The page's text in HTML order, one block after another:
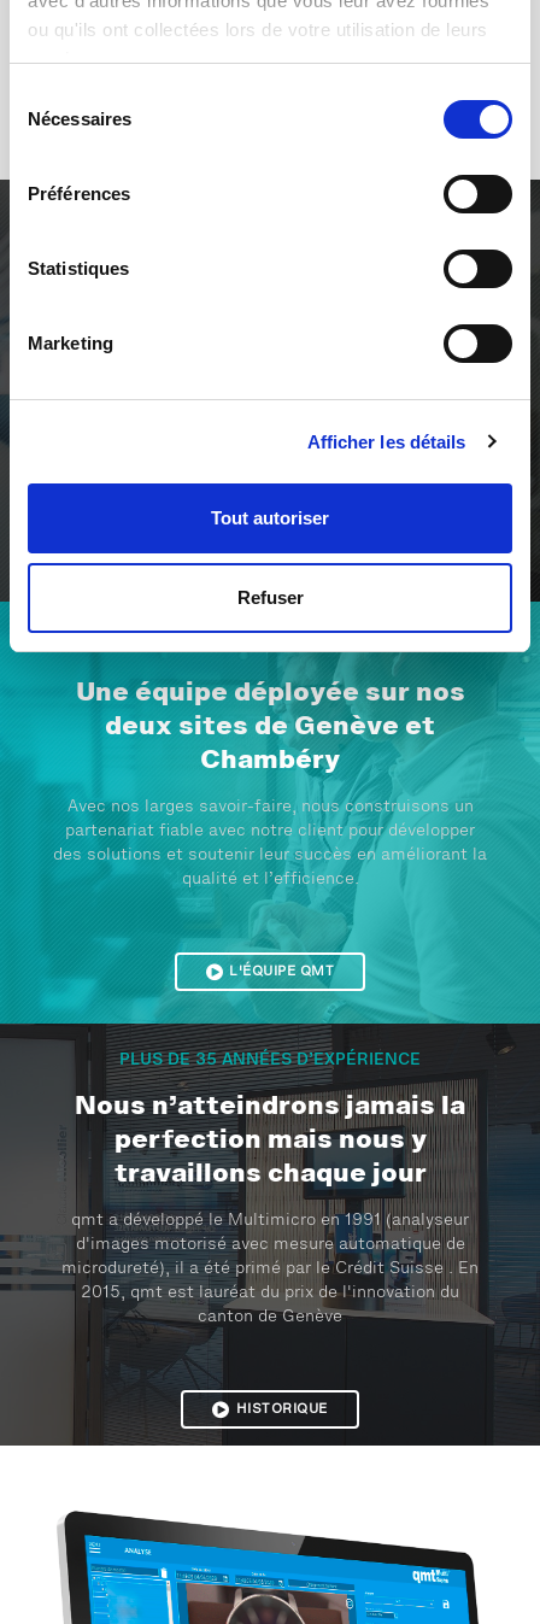
ou qu'ils ont collectées lors de votre utilisation de leurs
services.
Nécessaires
Préférences
Statistiques
Marketing
Afficher les détails
Tout autoriser
Refuser
développements de nos clients
pour une prospérité pérenne
Par la vision, par l’audition, par des solutions
limite le nombre d’imperfection de ce qui va ou peut
A PROPOSE DE QMT
Une équipe déployée sur nos
deux sites de Genève et
Chambéry
Avec nos larges savoir-faire, nous construisons un
partenariat fiable avec notre client pour développer
des solutions et soutenir leur succès en améliorant la
qualité et l’efficience.
L'ÉQUIPE QMT
PLUS DE 35 ANNÉES D’EXPÉRIENCE
Nous n’atteindrons jamais la
perfection mais nous y
travaillons chaque jour
qmt a développé le Multimicro en 1991 (analyseur
d'images motorisé avec mesure automatique de
microdureté), il a été primé par le Crédit Suisse . En
2015, qmt est lauréat du prix de l'innovation du
canton de Genève
HISTORIQUE